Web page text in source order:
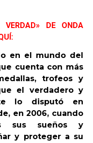
DE ONDA
en el mundo del
cuenta con más
trofeos y
el verdadero y
lo disputó en
en 2006, cuando
sus sueños y
y proteger a su